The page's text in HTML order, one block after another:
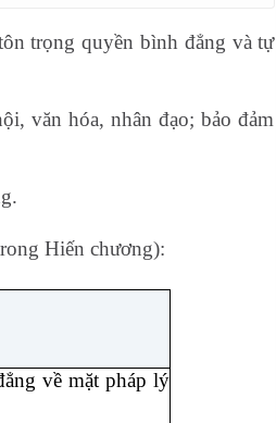
trọng quyền bình đẳng và tự
văn hóa, nhân đạo; bảo đảm
Hiến chương):
về mặt pháp lý